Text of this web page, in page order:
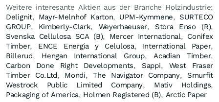
Weitere interesante Aktien aus der Branche Holzindustrie:
Delignit, Mayr-Melnhof Karton, UPM-Kymmene, SURTECO
GROUP, Kimberly-Clark, Weyerhaeuser, Stora Enso (R),
Svenska Cellulosa SCA (B), Mercer International, Conifex
Timber, ENCE Energia y Celulosa, International Paper,
Billerud, Hengan International Group,Acadian Timber,
Carbon Done Right Developments, Sappi, West Fraser
Timber Co.Ltd, Mondi,The Navigator Company, Smurfit
Westrock Public Limited Company, Mativ Holdings,
Packaging of America, Holmen Registered (B), Arctic Paper